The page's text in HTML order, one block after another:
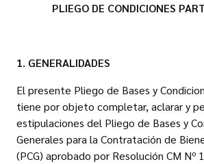
PLIEGO DE CONDICIONES
1. GENERALIDADES
El presente Pliego de Bases y
tiene por objeto completar, aclarar y
estipulaciones del Pliego de Bases y
Generales para la Contratación de
(PCG) aprobado por Resolución CM Nº